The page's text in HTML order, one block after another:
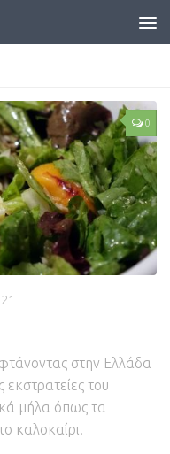
0
στην Ελλάδα
του
μήλα όπως τα
καλοκαίρι.